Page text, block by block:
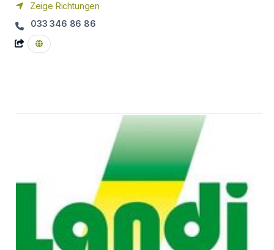
Zeige Richtungen
033 346 86 86